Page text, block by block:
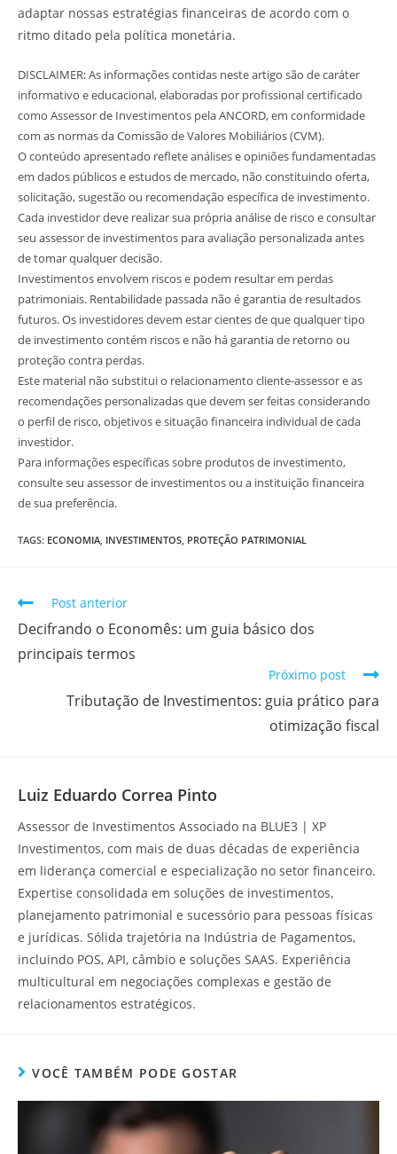
adaptar nossas estratégias financeiras de acordo com o
ritmo ditado pela política monetária.
DISCLAIMER: As informações contidas neste artigo são de caráter
informativo e educacional, elaboradas por profissional certificado
como Assessor de Investimentos pela ANCORD, em conformidade
com as normas da Comissão de Valores Mobiliários (CVM).
O conteúdo apresentado reflete análises e opiniões fundamentadas
em dados públicos e estudos de mercado, não constituindo oferta,
solicitação, sugestão ou recomendação específica de investimento.
Cada investidor deve realizar sua própria análise de risco e consultar
seu assessor de investimentos para avaliação personalizada antes
de tomar qualquer decisão.
Investimentos envolvem riscos e podem resultar em perdas
patrimoniais. Rentabilidade passada não é garantia de resultados
futuros. Os investidores devem estar cientes de que qualquer tipo
de investimento contém riscos e não há garantia de retorno ou
proteção contra perdas.
Este material não substitui o relacionamento cliente-assessor e as
recomendações personalizadas que devem ser feitas considerando
o perfil de risco, objetivos e situação financeira individual de cada
investidor.
Para informações específicas sobre produtos de investimento,
consulte seu assessor de investimentos ou a instituição financeira
de sua preferência.
TAGS: ECONOMIA INVESTIMENTOS PROTEÇÃO PATRIMONIAL
Post anterior
Decifrando o Economês: um guia básico dos
principais termos
Próximo post
Tributação de Investimentos: guia prático para
otimização fiscal
Luiz Eduardo Correa Pinto
Assessor de Investimentos Associado na BLUE3 | XP
Investimentos, com mais de duas décadas de experiência
em liderança comercial e especialização no setor financeiro.
Expertise consolidada em soluções de investimentos,
planejamento patrimonial e sucessório para pessoas físicas
e jurídicas. Sólida trajetória na Indústria de Pagamentos,
incluindo POS, API, câmbio e soluções SAAS. Experiência
multicultural em negociações complexas e gestão de
relacionamentos estratégicos.
VOCÊ TAMBÉM PODE GOSTAR